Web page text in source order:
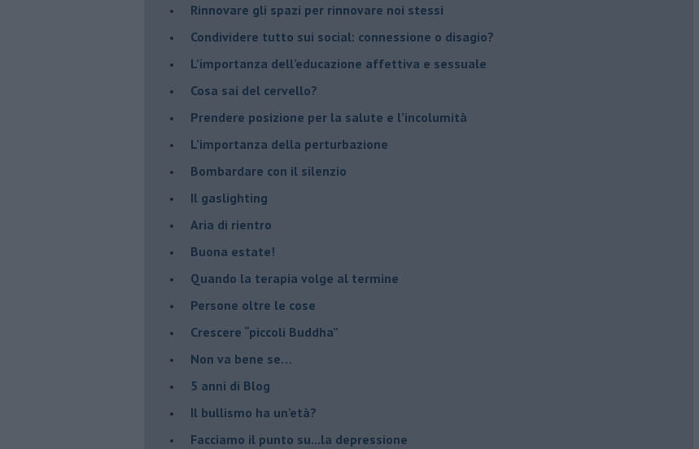
​Rinnovare gli spazi per rinnovare noi stessi
​Condividere tutto sui social: connessione o disagio?
​L’importanza dell’educazione affettiva e sessuale
​Cosa sai del cervello?
Prendere posizione per la salute e l’incolumità
L’importanza della perturbazione
​Bombardare con il silenzio
Il gaslighting
Aria di rientro
Buona estate!
​Quando la terapia volge al termine
​Persone oltre le cose
​Crescere “piccoli Buddha”
Non va bene se…
​5 anni di Blog
​Il bullismo ha un’età?
Facciamo il punto su...la depressione